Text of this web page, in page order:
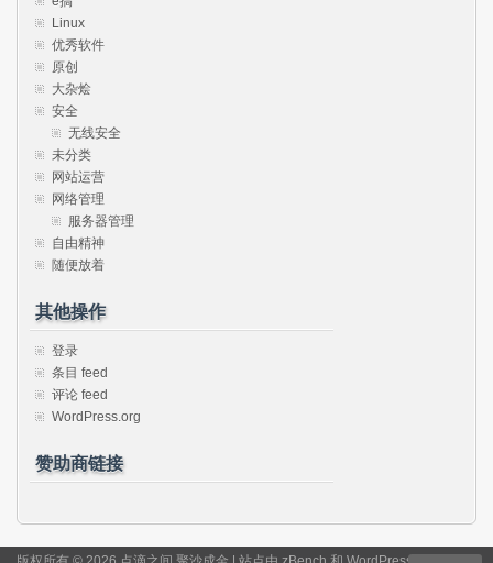
Linux
优秀软件
原创
大杂烩
安全
无线安全
未分类
网站运营
网络管理
服务器管理
自由精神
随便放着
其他操作
登录
条目 feed
评论 feed
WordPress.org
赞助商链接